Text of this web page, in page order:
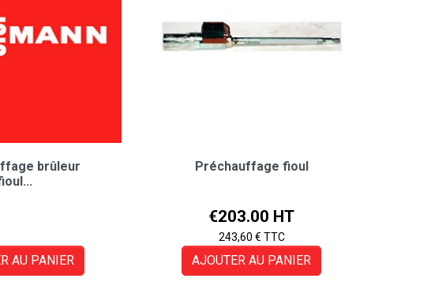
brûleur
AU PANIER
Préchauffage fioul
Price
€203.00 HT
243,60 € TTC
AJOUTER AU PANIER